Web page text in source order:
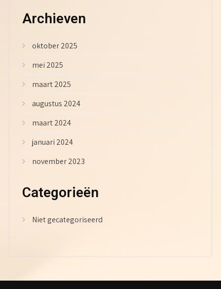
Archieven
oktober 2025
mei 2025
maart 2025
augustus 2024
maart 2024
januari 2024
november 2023
Categorieën
Niet gecategoriseerd